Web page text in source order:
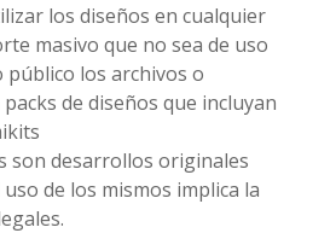
los diseños en cualquier
masivo que no sea de uso
público los archivos o
de diseños que incluyan
son desarrollos originales
de los mismos implica la